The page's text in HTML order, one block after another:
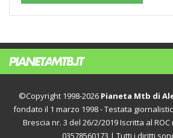
©Copyright 1998-2026 Pianeta Mtb di
fondato il 1 marzo 1998 - Testata
Brescia nr. 3 del 26/2/2019 Iscritta al ROC
03578560173 | Tutti i diritti